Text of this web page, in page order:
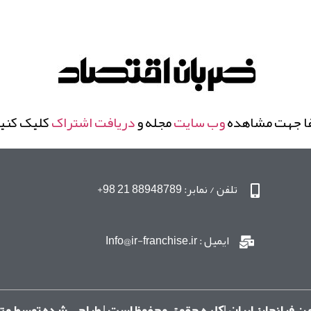
جهت مشاهدهوب سایتمجله ودریافت اشتراککلیک
تلفن / نمابر: 88948789 21 98+
ایمیل : Info@ir-franchise.ir